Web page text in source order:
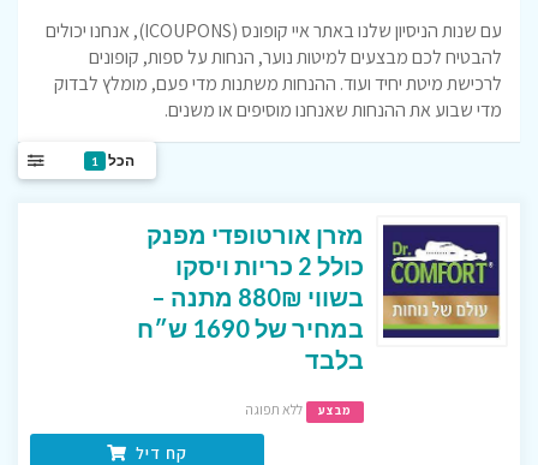
עם שנות הניסיון שלנו באתר איי קופונס (ICOUPONS), אנחנו יכולים
להבטיח לכם מבצעים למיטות נוער, הנחות על ספות, קופונים
לרכישת מיטת יחיד ועוד. ההנחות משתנות מדי פעם, מומלץ לבדוק
מדי שבוע את ההנחות שאנחנו מוסיפים או משנים.
הכל 1
מזרן אורטופדי מפנק
כולל 2 כריות ויסקו
בשווי 880₪ מתנה –
במחיר של 1690 ש״ח
בלבד
מבצע ללא תפוגה
קח דיל